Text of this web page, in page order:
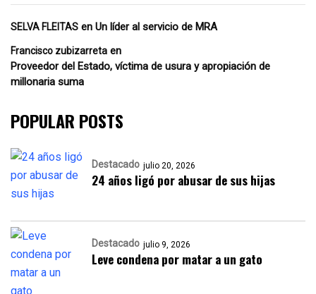
SELVA FLEITAS en Un líder al servicio de MRA
Francisco zubizarreta en
Proveedor del Estado, víctima de usura y apropiación de
millonaria suma
POPULAR POSTS
Destacado julio 20, 2026
24 años ligó por abusar de sus hijas
Destacado julio 9, 2026
Leve condena por matar a un gato